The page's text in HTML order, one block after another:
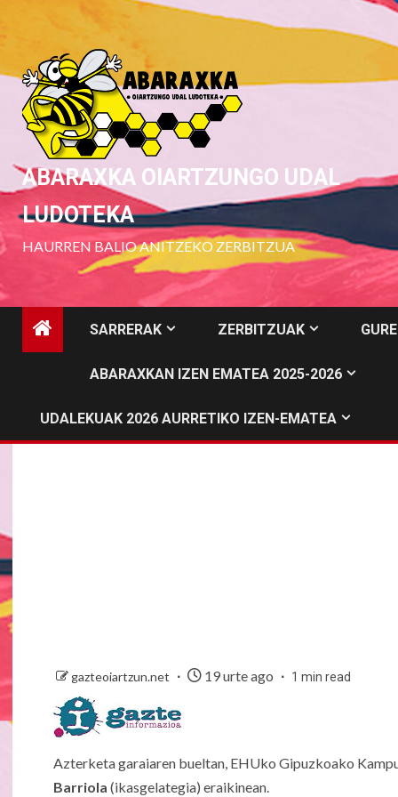
to
content
ABARAXKA OIARTZUNGO UDAL
LUDOTEKA
HAURREN BALIO ANITZEKO ZERBITZUA
SARRERAK ZERBITZUAK
ABARAXKAN IZEN EMATEA 2025-2026
UDALEKUAK 2026 AURRETIKO IZEN-EMATEA
gazteoiartzun.net 19 urte ago 1 min read
Azterketa garaiaren bueltan, EHUko Gipuzkoako
Barriola (ikasgelategia) eraikinean.